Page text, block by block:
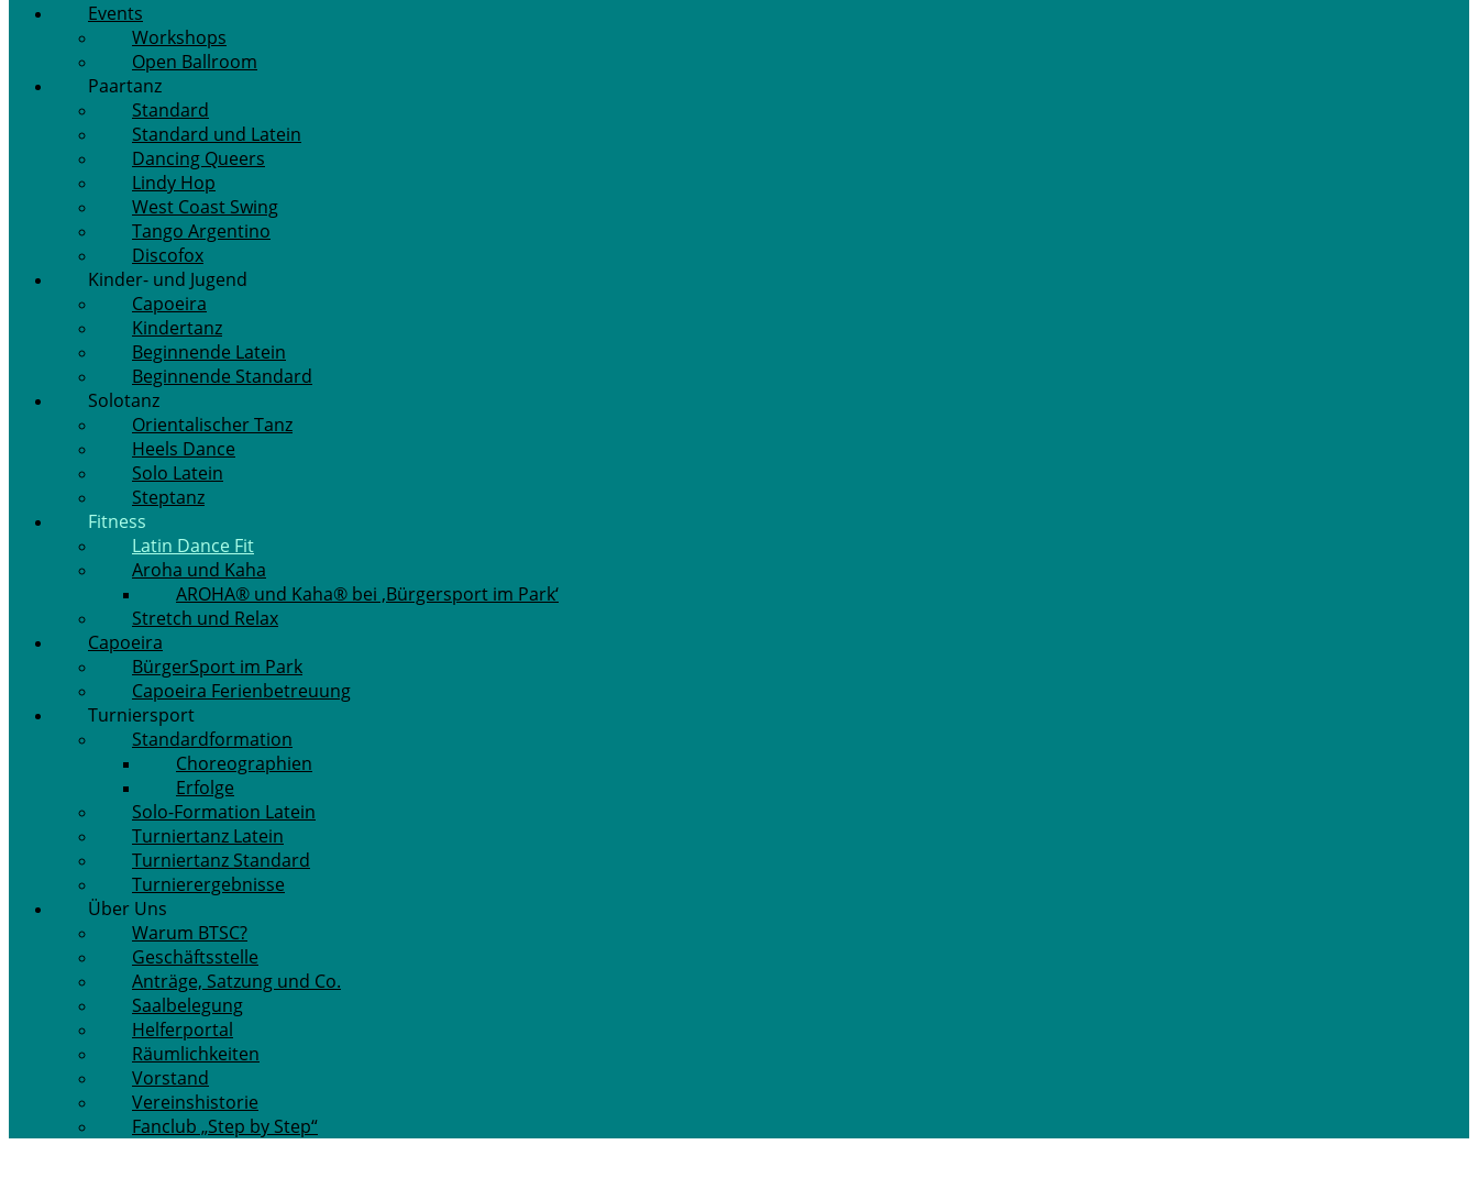
Events
Workshops
Open Ballroom
Paartanz
Standard
Standard und Latein
Dancing Queers
Lindy Hop
West Coast Swing
Tango Argentino
Discofox
Kinder- und Jugend
Capoeira
Kindertanz
Beginnende Latein
Beginnende Standard
Solotanz
Orientalischer Tanz
Heels Dance
Solo Latein
Steptanz
Fitness
Latin Dance Fit
Aroha und Kaha
AROHA® und Kaha® bei ‚Bürgersport im Park‘
Stretch und Relax
Capoeira
BürgerSport im Park
Capoeira Ferienbetreuung
Turniersport
Standardformation
Choreographien
Erfolge
Solo-Formation Latein
Turniertanz Latein
Turniertanz Standard
Turnierergebnisse
Über Uns
Warum BTSC?
Geschäftsstelle
Anträge, Satzung und Co.
Saalbelegung
Helferportal
Räumlichkeiten
Vorstand
Vereinshistorie
Fanclub „Step by Step“